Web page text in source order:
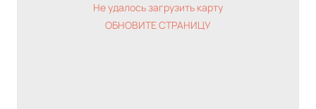
Не удалось загрузить карту
ОБНОВИТЕ СТРАНИЦУ